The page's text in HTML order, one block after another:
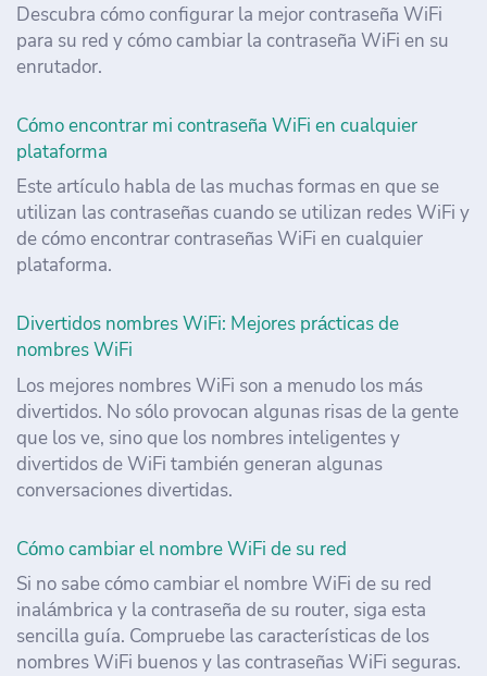
Descubra cómo configurar la mejor contraseña WiFi
para su red y cómo cambiar la contraseña WiFi en su
enrutador.
Cómo encontrar mi contraseña WiFi en cualquier
plataforma
Este artículo habla de las muchas formas en que se
utilizan las contraseñas cuando se utilizan redes WiFi y
de cómo encontrar contraseñas WiFi en cualquier
plataforma.
Divertidos nombres WiFi: Mejores prácticas de
nombres WiFi
Los mejores nombres WiFi son a menudo los más
divertidos. No sólo provocan algunas risas de la gente
que los ve, sino que los nombres inteligentes y
divertidos de WiFi también generan algunas
conversaciones divertidas.
Cómo cambiar el nombre WiFi de su red
Si no sabe cómo cambiar el nombre WiFi de su red
inalámbrica y la contraseña de su router, siga esta
sencilla guía. Compruebe las características de los
nombres WiFi buenos y las contraseñas WiFi seguras.